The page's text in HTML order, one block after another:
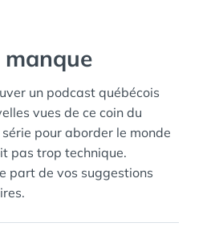
manque
un podcast québécois
vues de ce coin du
série pour aborder le monde
pas trop technique.
part de vos suggestions